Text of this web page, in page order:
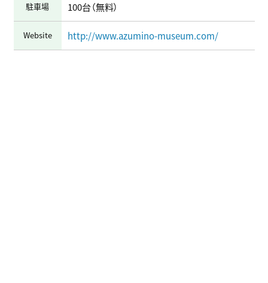
駐車場 100台（無料）
Website http://www.azumino-museum.com/